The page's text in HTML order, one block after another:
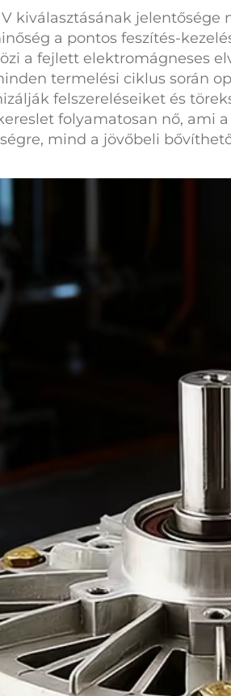
kiválasztásának jelentősége
a pontos feszítés-
a fejlett elektromágneses
termelési ciklus során
felszereléseiket és
folyamatosan nő, ami
mind a jövőbeli